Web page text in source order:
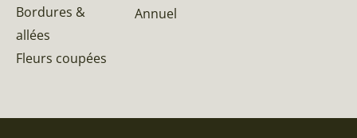
Bordures &
allées
Fleurs coupées
Annuel